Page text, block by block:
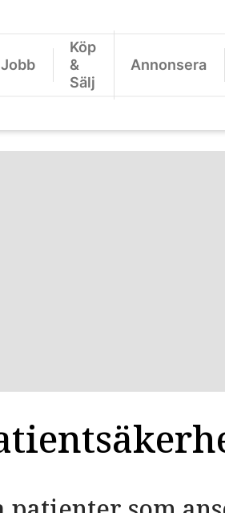
Jobb
Köp
&
Sälj
Annonsera